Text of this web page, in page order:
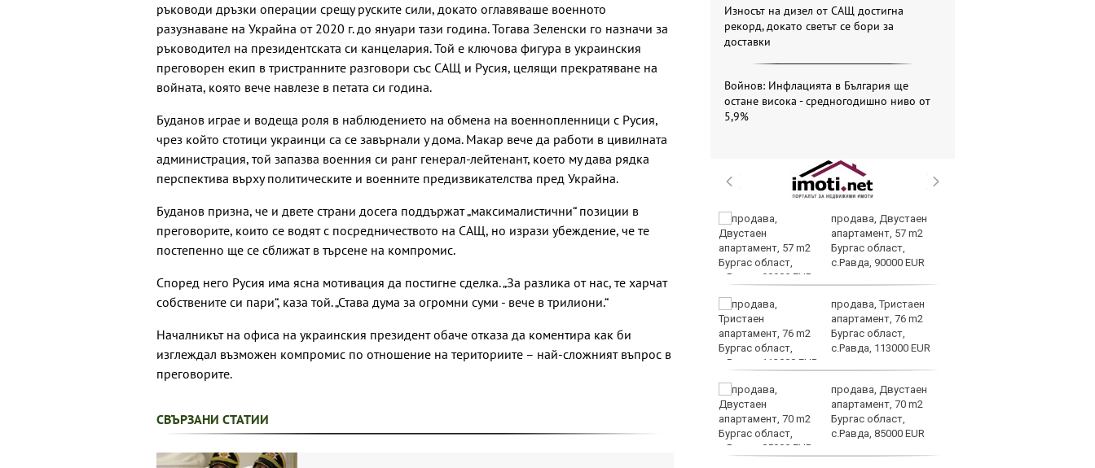
ръководи дръзки операции срещу руските сили, докато оглавяваше военното
разузнаване на Украйна от 2020 г. до януари тази година. Тогава Зеленски го назначи за
ръководител на президентската си канцелария. Той е ключова фигура в украинския
преговорен екип в тристранните разговори със САЩ и Русия, целящи прекратяване на
войната, която вече навлезе в петата си година.
Буданов играе и водеща роля в наблюдението на обмена на военнопленници с Русия,
чрез който стотици украинци са се завърнали у дома. Макар вече да работи в цивилната
администрация, той запазва военния си ранг генерал-лейтенант, което му дава рядка
перспектива върху политическите и военните предизвикателства пред Украйна.
Буданов призна, че и двете страни досега поддържат „максималистични“ позиции в
преговорите, които се водят с посредничеството на САЩ, но изрази убеждение, че те
постепенно ще се сближат в търсене на компромис.
Според него Русия има ясна мотивация да постигне сделка. „За разлика от нас, те харчат
собствените си пари“, каза той. „Става дума за огромни суми - вече в трилиони.“
Началникът на офиса на украинския президент обаче отказа да коментира как би
изглеждал възможен компромис по отношение на териториите – най-сложният въпрос в
преговорите.
СВЪРЗАНИ СТАТИИ
Износът на дизел от САЩ достигна
рекорд, докато светът се бори за
доставки
Войнов: Инфлацията в България ще
остане висока - средногодишно ниво от
5,9%
Убитият мъж на
Младежкия хълм в
Кола се преобърна по
евро по закон
продава, Двустаен
апартамент, 57 m2
Бургас област,
с.Равда, 90000 EUR
продава, Тристаен
апартамент, 76 m2
Бургас област,
с.Равда, 113000 EUR
продава, Двустаен
апартамент, 70 m2
Бургас област,
с.Равда, 85000 EUR